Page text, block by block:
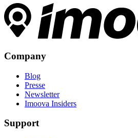
Company
Blog
Presse
Newsletter
Imoova Insiders
Support